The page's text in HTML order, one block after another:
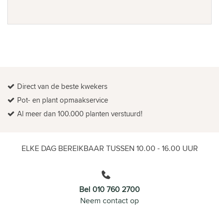
Direct van de beste kwekers
Pot- en plant opmaakservice
Al meer dan 100.000 planten verstuurd!
ELKE DAG BEREIKBAAR TUSSEN 10.00 - 16.00 UUR
Bel 010 760 2700
Neem contact op